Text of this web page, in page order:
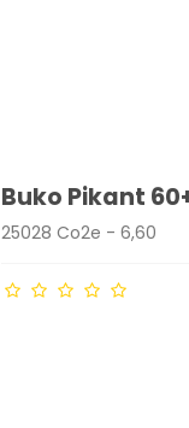
Buko Pikant
25028 Co2e - 6,60